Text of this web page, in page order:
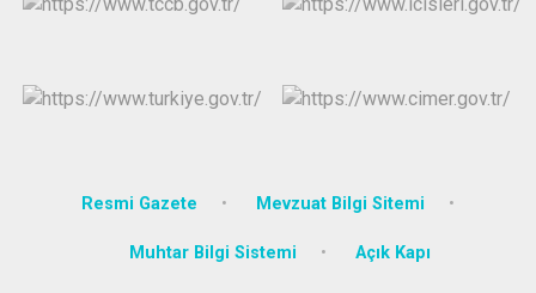
Resmi Gazete Mevzuat Bilgi Sitemi
Muhtar Bilgi Sistemi Açık Kapı